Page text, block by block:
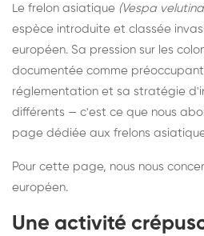
Le frelon asiatique (Vespa
espèce introduite et classée
européen. Sa pression sur les
documentée comme
réglementation et sa stratégie
différents — c'est ce que nous
page dédiée aux frelons
Pour cette page, nous nous
européen.
Une activité